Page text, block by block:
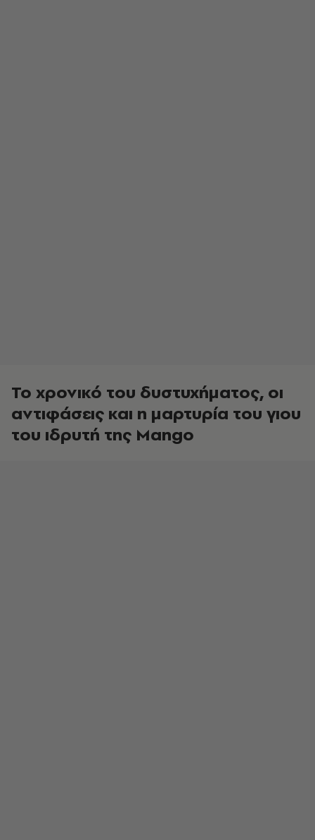
Το χρονικό του δυστυχήματος, οι
αντιφάσεις και η μαρτυρία του γιου
του ιδρυτή της Mango